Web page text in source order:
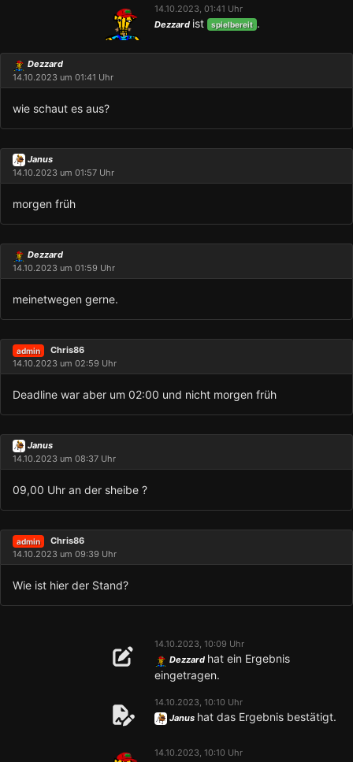
14.10.2023, 01:41 Uhr
Dezzard ist spielbereit .
Dezzard
14.10.2023 um 01:41 Uhr
wie schaut es aus?
Janus
14.10.2023 um 01:57 Uhr
morgen früh
Dezzard
14.10.2023 um 01:59 Uhr
meinetwegen gerne.
admin
Chris86
14.10.2023 um 02:59 Uhr
Deadline war aber um 02:00 und nicht morgen früh
Janus
14.10.2023 um 08:37 Uhr
09,00 Uhr an der sheibe ?
admin
Chris86
14.10.2023 um 09:39 Uhr
Wie ist hier der Stand?
14.10.2023, 10:09 Uhr
Dezzard hat ein Ergebnis
eingetragen.
14.10.2023, 10:10 Uhr
Janus hat das Ergebnis bestätigt.
14.10.2023, 10:10 Uhr